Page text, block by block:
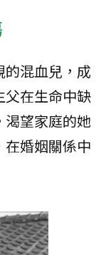
混血兒，成
父在生命中缺
渴望家庭的她
婚姻關係中